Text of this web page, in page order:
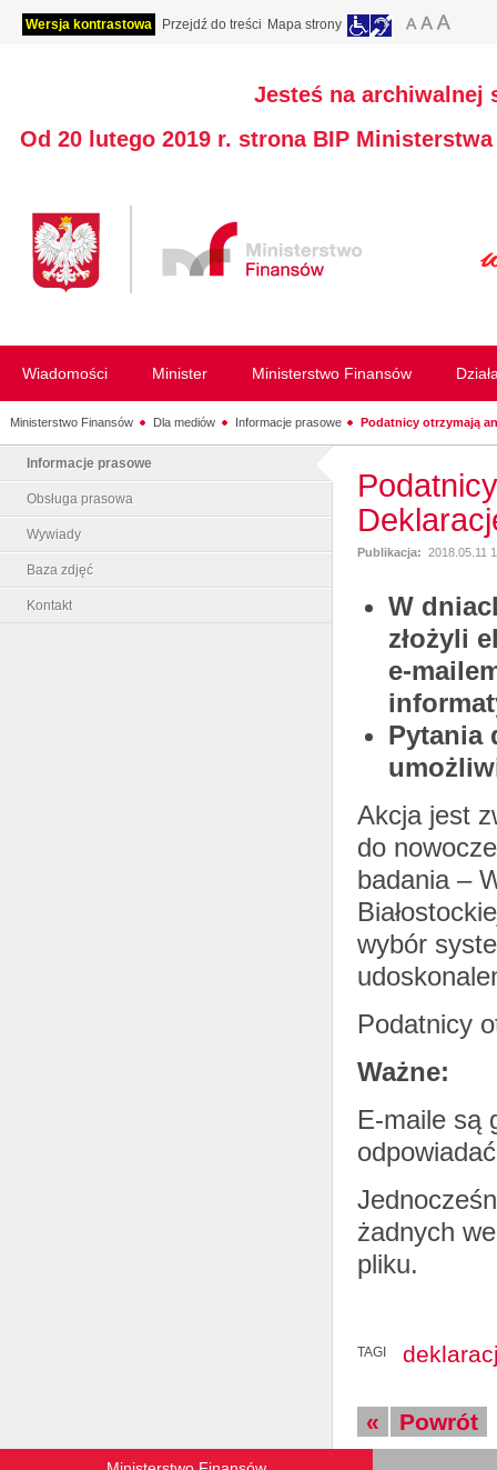
Wersja kontrastowa Przejdź do treści Mapa strony
Jesteś na archiwalnej
Od 20 lutego 2019 r. strona BIP
Wiadomości Minister Ministerstwo Finansów
Ministerstwo Finansów Dla mediów Informacje prasowe Podatnicy otrzymają
Informacje prasowe
Obsługa prasowa
Wywiady
Baza zdjęć
Kontakt
Publikacja: 2018.05.11
W
złożyli
e-
Pytania
Akcja jest
do
badania –
wybór
Podatnicy
Ważne:
E-maile są
żadnych
pliku.
TAGI
« Powrót